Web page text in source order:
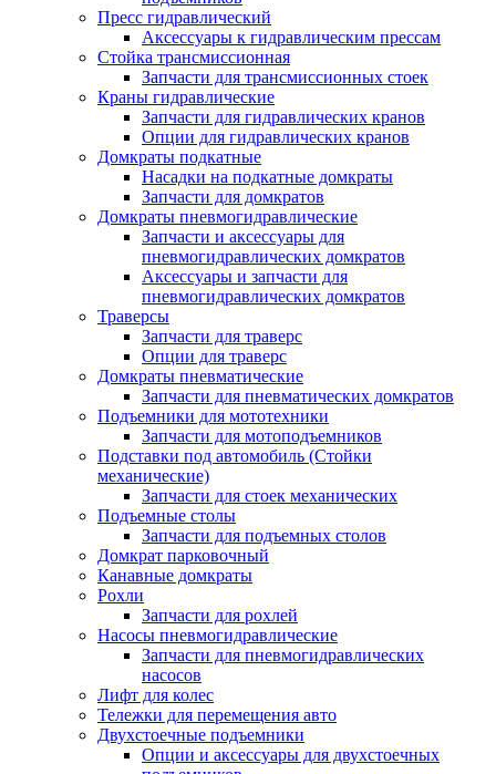
Пресс гидравлический
Аксессуары к гидравлическим прессам
Стойка трансмиссионная
Запчасти для трансмиссионных стоек
Краны гидравлические
Запчасти для гидравлических кранов
Опции для гидравлических кранов
Домкраты подкатные
Насадки на подкатные домкраты
Запчасти для домкратов
Домкраты пневмогидравлические
Запчасти и аксессуары для
пневмогидравлических домкратов
Аксессуары и запчасти для
пневмогидравлических домкратов
Траверсы
Запчасти для траверс
Опции для траверс
Домкраты пневматические
Запчасти для пневматических домкратов
Подъемники для мототехники
Запчасти для мотоподъемников
Подставки под автомобиль (Стойки
механические)
Запчасти для стоек механических
Подъемные столы
Запчасти для подъемных столов
Домкрат парковочный
Канавные домкраты
Рохли
Запчасти для рохлей
Насосы пневмогидравлические
Запчасти для пневмогидравлических
насосов
Лифт для колес
Тележки для перемещения авто
Двухстоечные подъемники
Опции и аксессуары для двухстоечных